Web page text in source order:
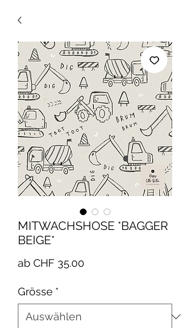
MITWACHSHOSE *BAGGER
BEIGE*
ab CHF 35.00
Grösse *